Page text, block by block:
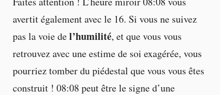
avertit également avec le 16. Si vous ne suivez
pas la voie del’humilité, et que vous vous
retrouvez avec une estime de soi exagérée, vous
pourriez tomber du piédestal que vous vous êtes
construit ! 08:08 peut être le signe d’une